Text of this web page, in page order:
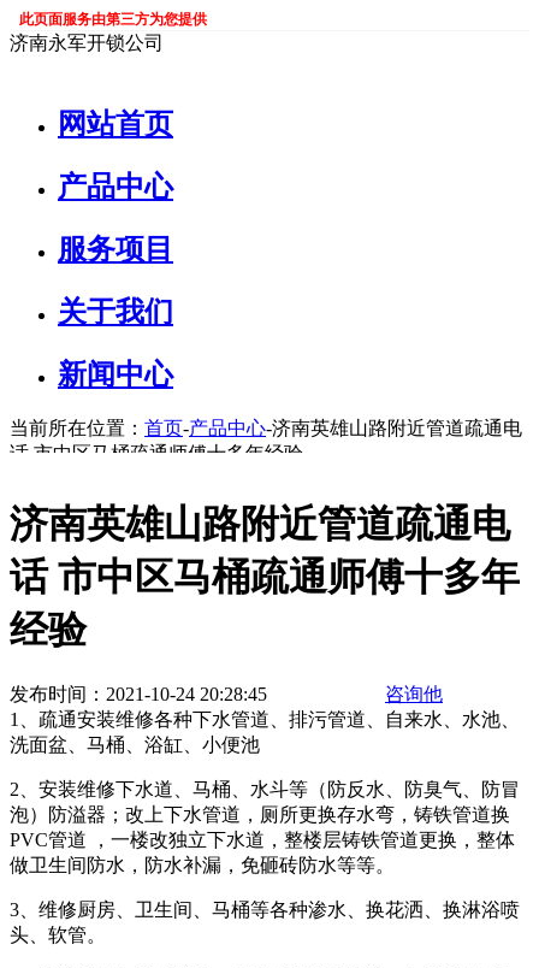
此页面服务由第三方为您提供
济南永军开锁公司
网站首页
产品中心
服务项目
关于我们
新闻中心
当前所在位置： 首页-产品中心-济南英雄山路附近管道疏通电
话 市中区马桶疏通师傅十多年经验
济南英雄山路附近管道疏通电
话 市中区马桶疏通师傅十多年
经验
发布时间：2021-10-24 20:28:45
咨询他
1、疏通安装维修各种下水管道、排污管道、自来水、水池、
洗面盆、马桶、浴缸、小便池
2、安装维修下水道、马桶、水斗等（防反水、防臭气、防冒
泡）防溢器；改上下水管道，厕所更换存水弯，铸铁管道换
PVC管道 ，一楼改独立下水道，整楼层铸铁管道更换，整体
做卫生间防水，防水补漏，免砸砖防水等等。
3、维修厨房、卫生间、马桶等各种渗水、换花洒、换淋浴喷
头、软管。